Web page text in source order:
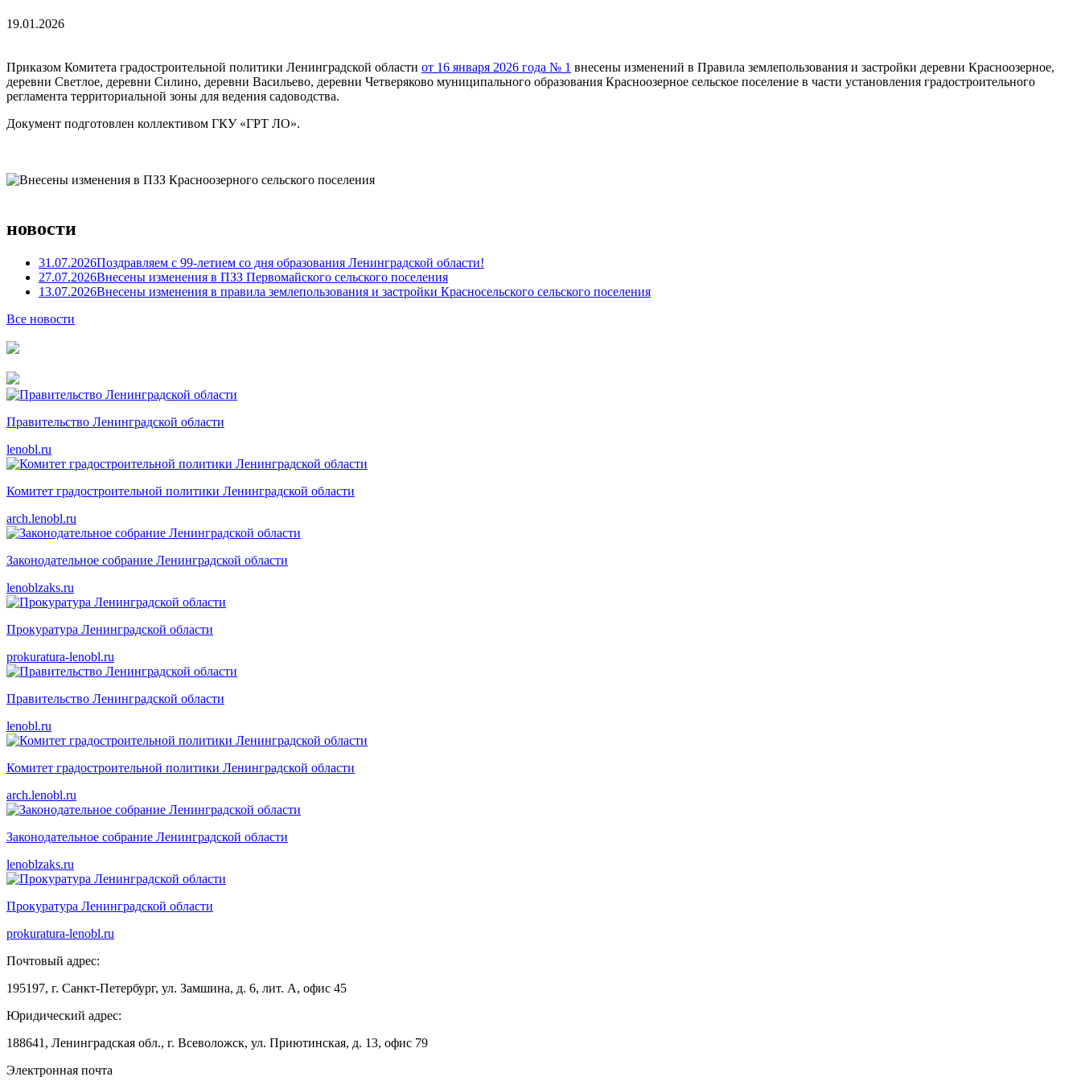
19.01.2026
Приказом Комитета градостроительной политики Ленинградской области от 16 января 2026 года № 1 внесены изменений в Правила землепользования и застройки деревни Красноозерное,
деревни Светлое, деревни Силино, деревни Васильево, деревни Четверяково муниципального образования Красноозерное сельское поселение в части установления градостроительного
регламента территориальной зоны для ведения садоводства.
Документ подготовлен коллективом ГКУ «ГРТ ЛО».
новости
31.07.2026Поздравляем с 99-летием со дня образования Ленинградской области!
27.07.2026Внесены изменения в ПЗЗ Первомайского сельского поселения
13.07.2026Внесены изменения в правила землепользования и застройки Красносельского сельского поселения
Все новости
Правительство Ленинградской области
lenobl.ru
Комитет градостроительной политики Ленинградской области
arch.lenobl.ru
Законодательное собрание Ленинградской области
lenoblzaks.ru
Прокуратура Ленинградской области
prokuratura-lenobl.ru
Правительство Ленинградской области
lenobl.ru
Комитет градостроительной политики Ленинградской области
arch.lenobl.ru
Законодательное собрание Ленинградской области
lenoblzaks.ru
Прокуратура Ленинградской области
prokuratura-lenobl.ru
Почтовый адрес:
195197, г. Санкт-Петербург, ул. Замшина, д. 6, лит. А, офис 45
Юридический адрес:
188641, Ленинградская обл., г. Всеволожск, ул. Приютинская, д. 13, офис 79
Электронная почта